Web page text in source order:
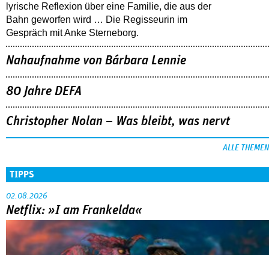
lyrische Reflexion über eine ­Familie, die aus der
Bahn geworfen wird … Die Regisseurin im
Gespräch mit Anke Sterneborg.
Nahaufnahme von Bárbara Lennie
80 Jahre DEFA
Christopher Nolan – Was bleibt, was nervt
ALLE THEMEN
TIPPS
02.08.2026
Netflix: »I am Frankelda«